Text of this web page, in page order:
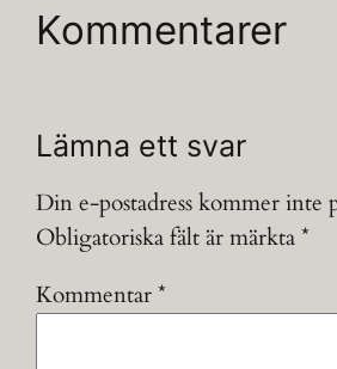
Kommentarer
Lämna ett svar
Din e-postadress kommer inte
Obligatoriska fält är märkta*
Kommentar*